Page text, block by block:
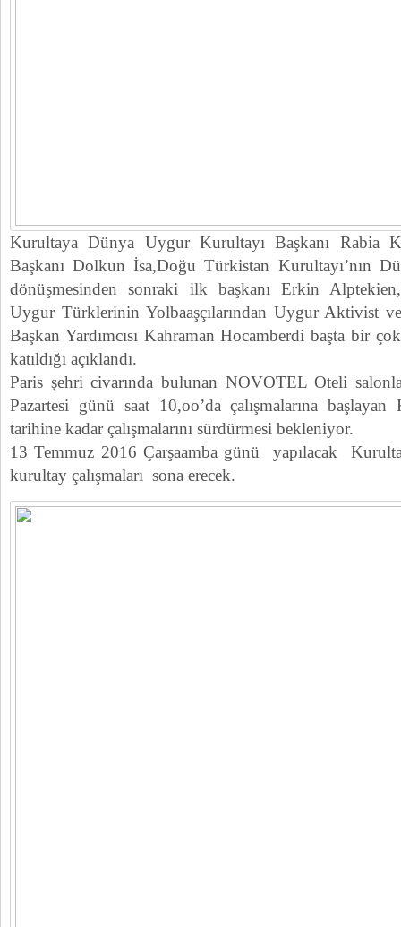
Kurultaya Dünya Uygur Kurultayı Başkanı Rabia
Başkanı Dolkun İsa,Doğu Türkistan Kurultayı’nın
dönüşmesinden sonraki ilk başkanı Erkin Alptekien,
Uygur Türklerinin Yolbaaşçılarından Uygur Aktivist
Başkan Yardımcısı Kahraman Hocamberdi başta bir
katıldığı açıklandı.
Paris şehri civarında bulunan NOVOTEL Oteli
Pazartesi günü saat 10,oo’da çalışmalarına
tarihine kadar çalışmalarını sürdürmesi bekleniyor.
13 Temmuz 2016 Çarşaamba günü yapılacak
kurultay çalışmaları sona erecek.